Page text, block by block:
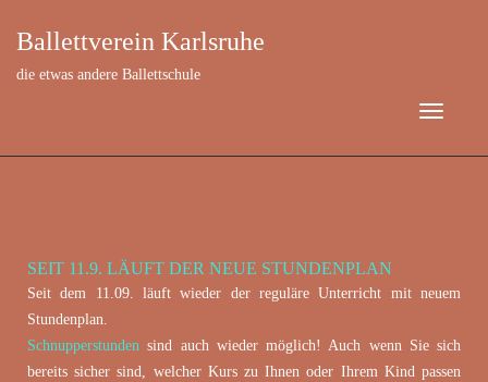
Ballettverein Karlsruhe
die etwas andere Ballettschule
September 20, 2023
SEIT 11.9. LÄUFT DER NEUE STUNDENPLAN
Seit dem 11.09. läuft wieder der reguläre Unterricht mit neuem
Stundenplan.
Schnupperstunden sind auch wieder möglich! Auch wenn Sie sich
bereits sicher sind, welcher Kurs zu Ihnen oder Ihrem Kind passen